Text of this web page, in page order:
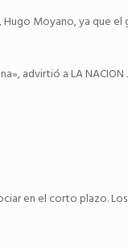
Moyano, ya que el
advirtió a LA
en el corto plazo.